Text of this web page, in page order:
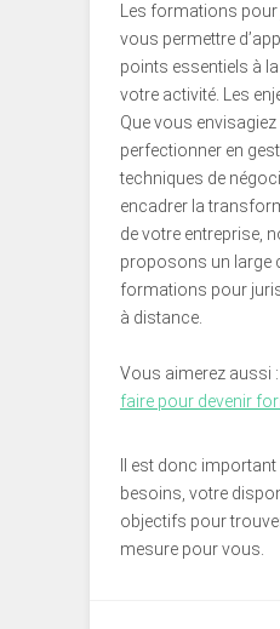
Les formations
vous permettre
points essentiels à
votre activité. Les
Que vous
perfectionner en
techniques de
encadrer la
de votre entreprise,
proposons un large
formations pour
à distance.
Vous aimerez aussi :
faire pour devenir
Il est donc
besoins, votre
objectifs pour
mesure pour vous.